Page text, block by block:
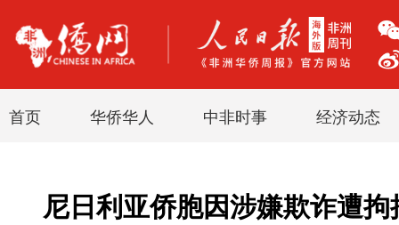
首页 华侨华人 中非时事 经济动态
尼日利亚侨胞因涉嫌欺诈遭